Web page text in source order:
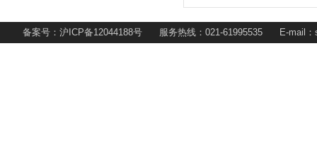
备案号：沪ICP备12044188号 服务热线：021-61995535 E-mail